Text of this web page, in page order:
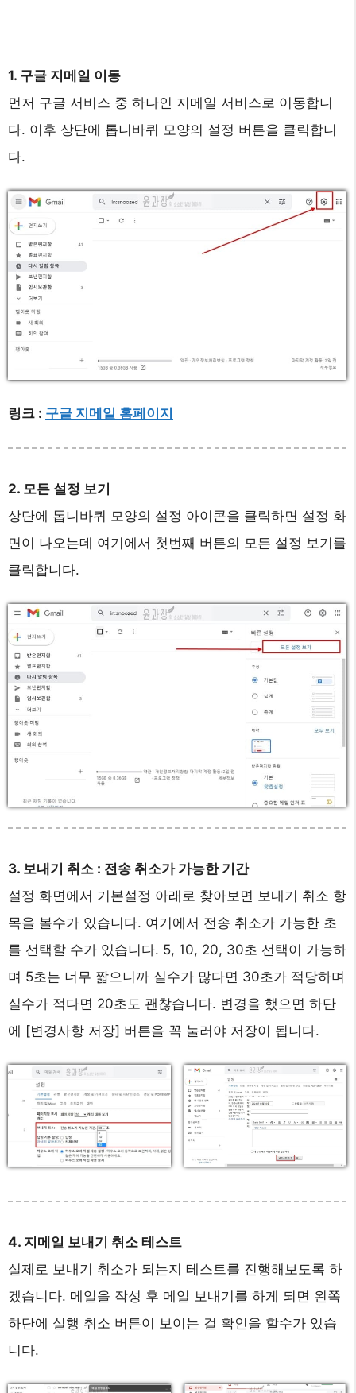
1. 구글 지메일 이동
먼저 구글 서비스 중 하나인 지메일 서비스로 이동합니
다. 이후 상단에 톱니바퀴 모양의 설정 버튼을 클릭합니
다.
링크 : 구글 지메일 홈페이지
2. 모든 설정 보기
상단에 톱니바퀴 모양의 설정 아이콘을 클릭하면 설정 화
면이 나오는데 여기에서 첫번째 버튼의 모든 설정 보기를
클릭합니다.
3. 보내기 취소 : 전송 취소가 가능한 기간
설정 화면에서 기본설정 아래로 찾아보면 보내기 취소 항
목을 볼수가 있습니다. 여기에서 전송 취소가 가능한 초
를 선택할 수가 있습니다. 5, 10, 20, 30초 선택이 가능하
며 5초는 너무 짧으니까 실수가 많다면 30초가 적당하며
실수가 적다면 20초도 괜찮습니다. 변경을 했으면 하단
에 [변경사항 저장] 버튼을 꼭 눌러야 저장이 됩니다.
4. 지메일 보내기 취소 테스트
실제로 보내기 취소가 되는지 테스트를 진행해보도록 하
겠습니다. 메일을 작성 후 메일 보내기를 하게 되면 왼쪽
하단에 실행 취소 버튼이 보이는 걸 확인을 할수가 있습
니다.